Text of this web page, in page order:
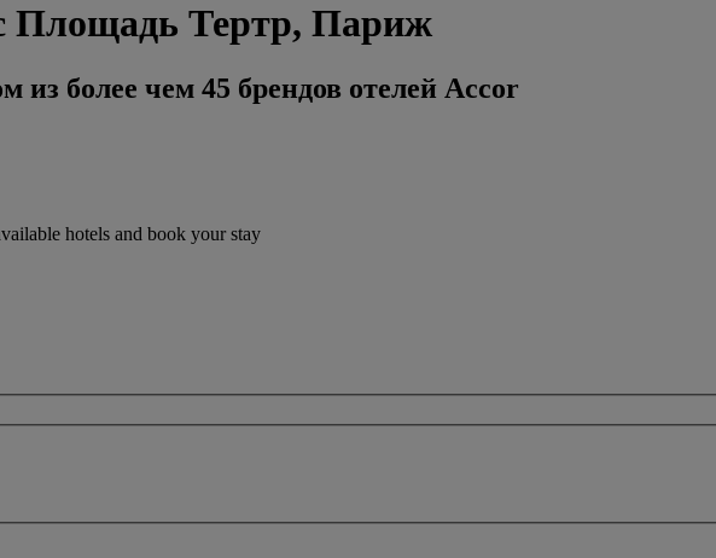
Площадь Тертр, Париж
из более чем 45 брендов отелей Accor
hotels and book your stay